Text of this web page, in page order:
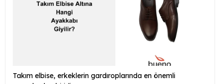
Takım elbise, erkeklerin gardıroplarında en önemli